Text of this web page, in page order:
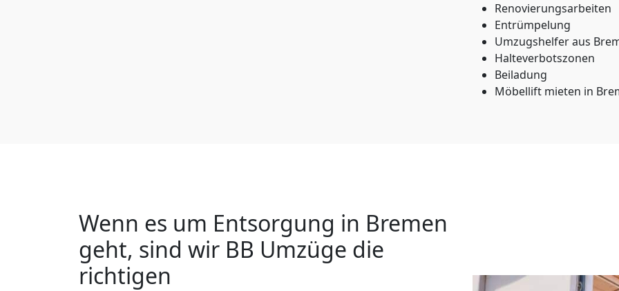
Renovierungsarbeiten
Entrümpelung
Umzugshelfer aus
Halteverbotszonen
Beiladung
Möbellift mieten in
Wenn es um Entsorgung in Bremen
geht, sind wir BB Umzüge die
richtigen